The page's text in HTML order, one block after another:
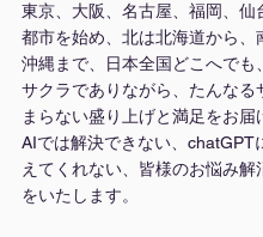
東京、大阪、名古屋、福岡、仙
都市を始め、北は北海道から、
沖縄まで、日本全国どこへでも、
サクラでありながら、たんなる
まらない盛り上げと満足をお届
AIでは解決できない、chatGPT
えてくれない、皆様のお悩み解
をいたします。